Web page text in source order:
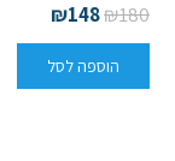
₪180
₪148
הוספה לסל